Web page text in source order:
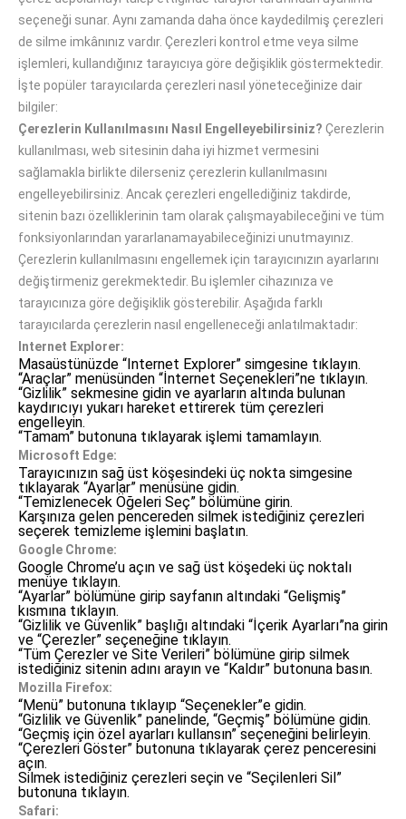
seçeneği sunar. Aynı zamanda daha önce kaydedilmiş çerezleri
de silme imkânınız vardır. Çerezleri kontrol etme veya silme
işlemleri, kullandığınız tarayıcıya göre değişiklik göstermektedir.
İşte popüler tarayıcılarda çerezleri nasıl yöneteceğinize dair
bilgiler:
Çerezlerin Kullanılmasını Nasıl Engelleyebilirsiniz? Çerezlerin
kullanılması, web sitesinin daha iyi hizmet vermesini
sağlamakla birlikte dilerseniz çerezlerin kullanılmasını
engelleyebilirsiniz. Ancak çerezleri engellediğiniz takdirde,
sitenin bazı özelliklerinin tam olarak çalışmayabileceğini ve tüm
fonksiyonlarından yararlanamayabileceğinizi unutmayınız.
Çerezlerin kullanılmasını engellemek için tarayıcınızın ayarlarını
değiştirmeniz gerekmektedir. Bu işlemler cihazınıza ve
tarayıcınıza göre değişiklik gösterebilir. Aşağıda farklı
tarayıcılarda çerezlerin nasıl engelleneceği anlatılmaktadır:
Internet Explorer:
Masaüstünüzde “Internet Explorer” simgesine tıklayın.
“Araçlar” menüsünden “İnternet Seçenekleri”ne tıklayın.
“Gizlilik” sekmesine gidin ve ayarların altında bulunan
kaydırıcıyı yukarı hareket ettirerek tüm çerezleri
engelleyin.
“Tamam” butonuna tıklayarak işlemi tamamlayın.
Microsoft Edge:
Tarayıcınızın sağ üst köşesindeki üç nokta simgesine
tıklayarak “Ayarlar” menüsüne gidin.
“Temizlenecek Öğeleri Seç” bölümüne girin.
Karşınıza gelen pencereden silmek istediğiniz çerezleri
seçerek temizleme işlemini başlatın.
Google Chrome:
Google Chrome’u açın ve sağ üst köşedeki üç noktalı
menüye tıklayın.
“Ayarlar” bölümüne girip sayfanın altındaki “Gelişmiş”
kısmına tıklayın.
“Gizlilik ve Güvenlik” başlığı altındaki “İçerik Ayarları”na girin
ve “Çerezler” seçeneğine tıklayın.
“Tüm Çerezler ve Site Verileri” bölümüne girip silmek
istediğiniz sitenin adını arayın ve “Kaldır” butonuna basın.
Mozilla Firefox:
“Menü” butonuna tıklayıp “Seçenekler”e gidin.
“Gizlilik ve Güvenlik” panelinde, “Geçmiş” bölümüne gidin.
“Geçmiş için özel ayarları kullansın” seçeneğini belirleyin.
“Çerezleri Göster” butonuna tıklayarak çerez penceresini
açın.
Silmek istediğiniz çerezleri seçin ve “Seçilenleri Sil”
butonuna tıklayın.
Safari: